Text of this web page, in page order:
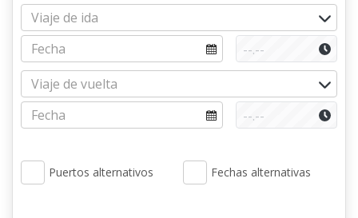
Puertos alternativos Fechas alternativas